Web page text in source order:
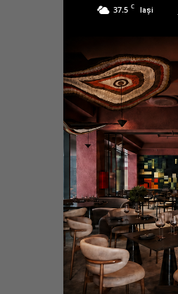
37.5 C Iași